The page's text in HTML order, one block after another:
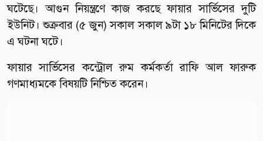
ঘটেছে। আগুন নিয়ন্ত্রণে কাজ করছে ফায়ার সার্ভিসের দুটি
ইউনিট। শুক্রবার (৫ জুন) সকাল সকাল ৯টা ১৮ মিনিটের দিকে
এ ঘটনা ঘটে।
ফায়ার সার্ভিসের কন্ট্রোল রুম কর্মকর্তা রাফি আল ফারুক
গণমাধ্যমকে বিষয়টি নিশ্চিত করেন।